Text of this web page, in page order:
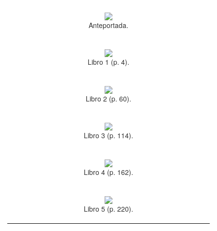
Anteportada.
Libro 1 (p. 4).
Libro 2 (p. 60).
Libro 3 (p. 114).
Libro 4 (p. 162).
Libro 5 (p. 220).